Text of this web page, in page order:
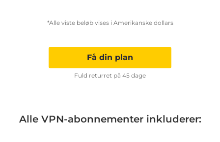
*Alle viste beløb vises i Amerikanske dollars
Få din plan
Fuld returret på 45 dage
Alle VPN-abonnementer inkluderer: